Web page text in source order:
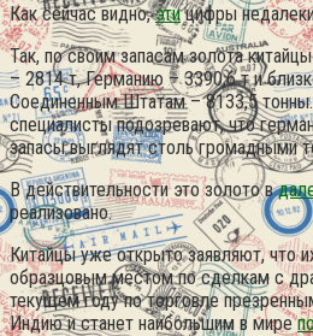
Как сейчас видно,этицифры
Так, по своим запасам золота
– 2814 т, Германию – 3390,6 т и
Соединенным Штатам – 8133,5
специалисты подозревают, что
запасы выглядят столь громадными
В действительности это золото в
реализовано.
Китайцы уже открыто заявляют, что
образцовым местом по сделкам с
текущем году по торговле
Индию и станет наибольшим в мире